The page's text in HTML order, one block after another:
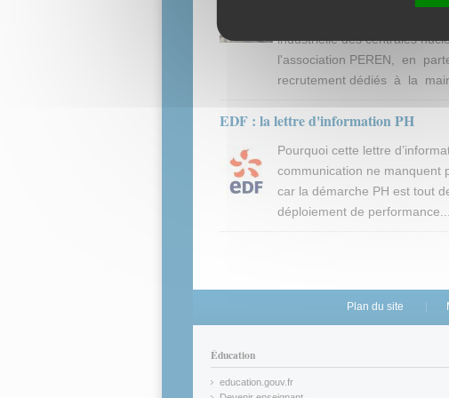
industrielle des centrales
l'association PEREN, en
recrutement dédiés à la
EDF : la lettre d'information PH
Pourquoi cette lettre
communication ne manquent
car la démarche PH est tout
déploiement de performance...
Plan du site
Éducation
education.gouv.fr